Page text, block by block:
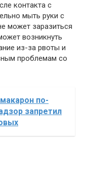
контакта с
мыть руки с
может заразиться
возникнуть
из-за рвоты и
проблемам со
по-
запретил